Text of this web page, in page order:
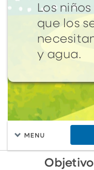
Los
que los
y agua.
MENU